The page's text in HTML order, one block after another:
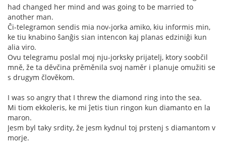
had changed her mind and was going to be married to
another man.
Ĉi-telegramon sendis mia nov-jorka amiko, kiu informis min,
ke tiu knabino ŝanĝis sian intencon kaj planas edziniĝi kun
alia viro.
Ovu telegramu poslal moj nju-jorksky prijatelj, ktory soobčil
mně, že ta děvčina prěměnila svoj naměr i planuje omužiti se
s drugym člověkom.
I was so angry that I threw the diamond ring into the sea.
Mi tiom ekkoleris, ke mi ĵetis tiun ringon kun diamanto en la
maron.
Jesm byl taky srdity, že jesm kydnul toj prstenj s diamantom v
morje.